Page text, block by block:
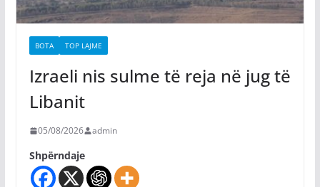
BOTA TOP LAJME
Izraeli nis sulme të reja në jug të
Libanit
05/08/2026 admin
Shpërndaje